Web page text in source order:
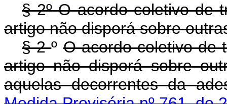
§ 2º O acordo coletivo de
artigo não disporá sobre
§ 2ºO acordo coletivo de
artigo não disporá sobre
aquelas decorrentes da